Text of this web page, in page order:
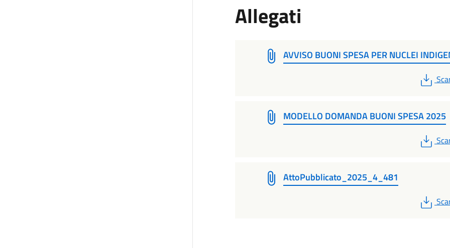
Allegati
AVVISO BUONI SPESA PER NUCLEI
PDF
MODELLO DOMANDA BUONI SPESA 2025
PDF
AttoPubblicato_2025_4_481
PDF